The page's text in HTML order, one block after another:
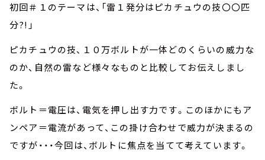
初回＃１のテーマは、「雷１発分はピカチュウの技〇〇匹
分?!」
ピカチュウの技、１０万ボルトが一体どのくらいの威力な
のか、自然の雷など様々なものと比較してお伝えしまし
た。
ボルト＝電圧は、電気を押し出す力です。このほかにもア
ンペア＝電流があって、この掛け合わせで威力が決まるの
ですが・・・今回は、ボルトに焦点を当てて考えています。